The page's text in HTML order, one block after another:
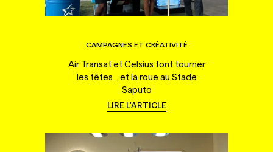
CAMPAGNES ET CRÉATIVITÉ
Air Transat et Celsius font tourner
les têtes... et la roue au Stade
Saputo
LIRE L'ARTICLE